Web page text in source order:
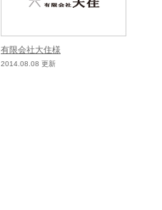
有限会社大住様
2014.08.08 更新